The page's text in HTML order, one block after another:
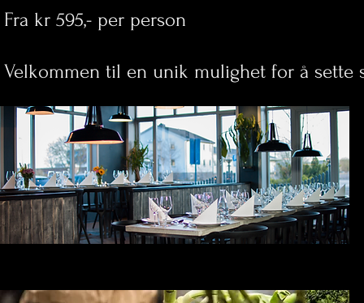
Fra kr 595,- per person
Velkommen til en unik mulighet for å sette